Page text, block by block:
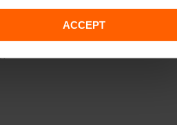
ACCEPT